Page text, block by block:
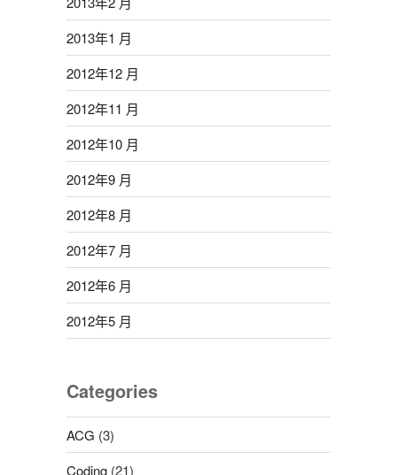
2013年1 月
2012年12 月
2012年11 月
2012年10 月
2012年9 月
2012年8 月
2012年7 月
2012年6 月
2012年5 月
Categories
ACG (3)
Coding(21)